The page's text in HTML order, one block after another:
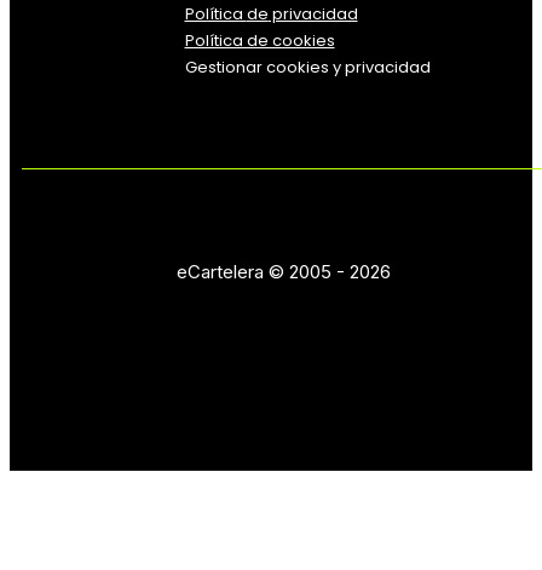
Política de privacidad
Política de cookies
Gestionar cookies y privacidad
eCartelera © 2005 - 2026